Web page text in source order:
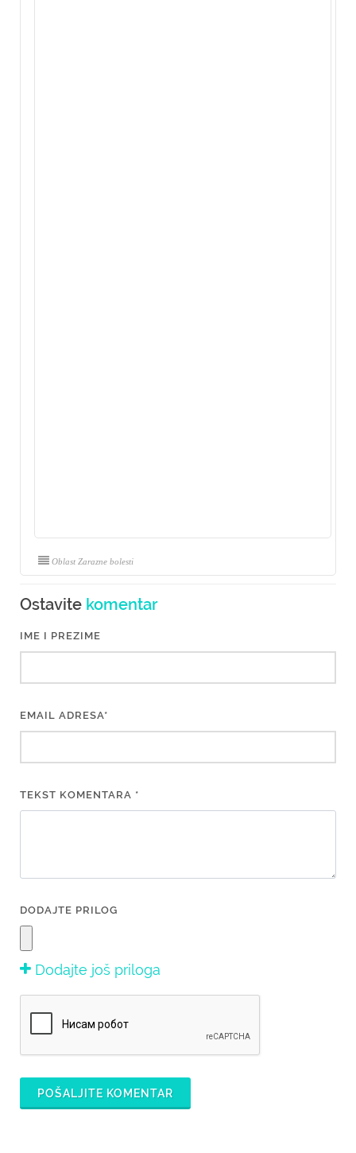
Oblast Zarazne bolesti
Ostavite komentar
IME I PREZIME
EMAIL ADRESA*
TEKST KOMENTARA *
DODAJTE PRILOG
Dodajte još priloga
POŠALJITE KOMENTAR